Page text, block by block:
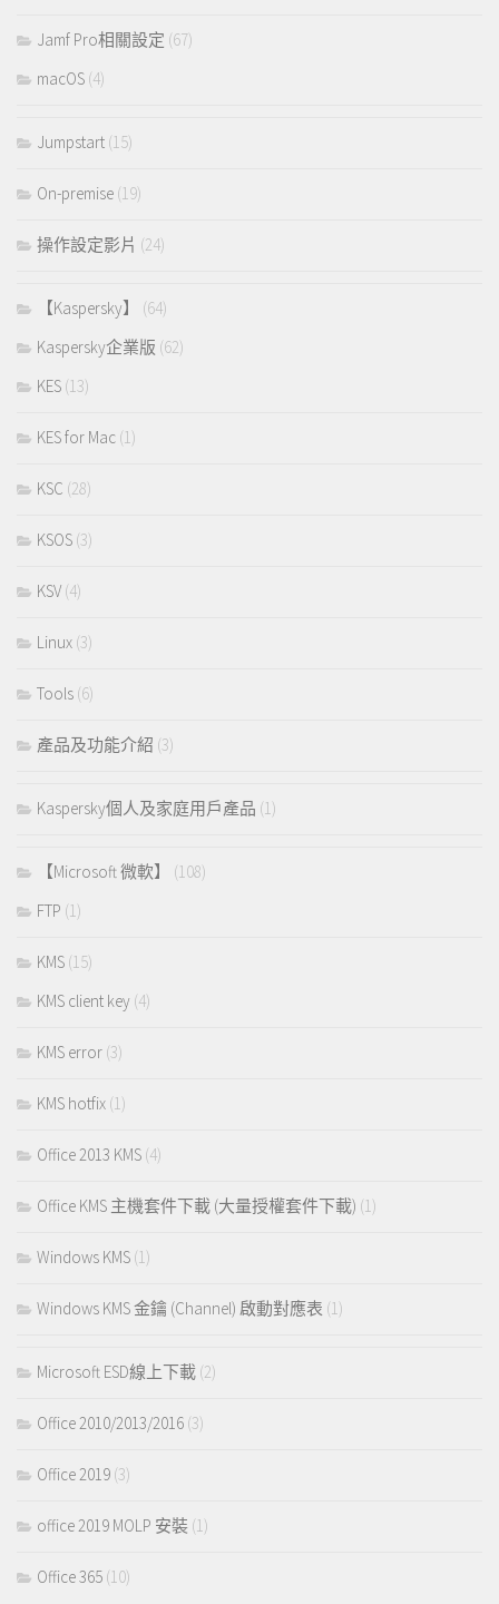
Jamf Pro相關設定 (67)
macOS (4)
Jumpstart (15)
On-premise (19)
操作設定影片 (24)
【Kaspersky】
(64)
Kaspersky企業版 (62)
KES (13)
KES for Mac (1)
KSC (28)
KSOS (3)
KSV (4)
Linux (3)
Tools (6)
產品及功能介紹 (3)
Kaspersky個人及家庭用戶產品 (1)
【Microsoft 微軟】
(108)
FTP (1)
KMS (15)
KMS client key (4)
KMS error (3)
KMS hotfix (1)
Office 2013 KMS (4)
Office KMS 主機套件下載 (大量授權套件下載) (1)
Windows KMS (1)
Windows KMS 金鑰 (Channel) 啟動對應表 (1)
Microsoft ESD線上下載 (2)
Office 2010/2013/2016 (3)
Office 2019 (3)
office 2019 MOLP 安裝 (1)
Office 365 (10)